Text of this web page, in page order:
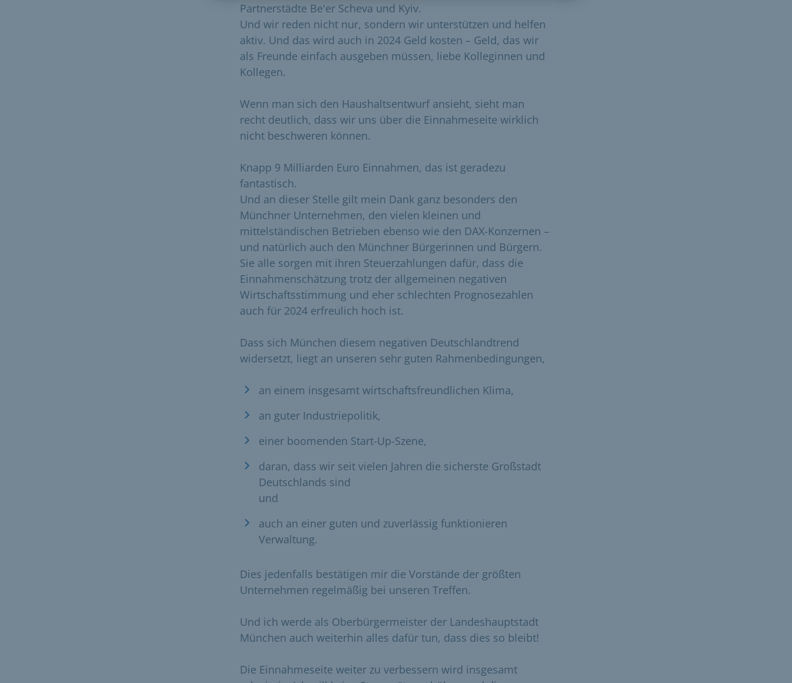
Partnerstädte Be'er Scheva und Kyiv.
Und wir reden nicht nur, sondern wir unterstützen und helfen
aktiv. Und das wird auch in 2024 Geld kosten – Geld, das wir
als Freunde einfach ausgeben müssen, liebe Kolleginnen und
Kollegen.
Wenn man sich den Haushaltsentwurf ansieht, sieht man
recht deutlich, dass wir uns über die Einnahmeseite wirklich
nicht beschweren können.
Knapp 9 Milliarden Euro Einnahmen, das ist geradezu
fantastisch.
Und an dieser Stelle gilt mein Dank ganz besonders den
Münchner Unternehmen, den vielen kleinen und
mittelständischen Betrieben ebenso wie den DAX-Konzernen –
und natürlich auch den Münchner Bürgerinnen und Bürgern.
Sie alle sorgen mit ihren Steuerzahlungen dafür, dass die
Einnahmenschätzung trotz der allgemeinen negativen
Wirtschaftsstimmung und eher schlechten Prognosezahlen
auch für 2024 erfreulich hoch ist.
Dass sich München diesem negativen Deutschlandtrend
widersetzt, liegt an unseren sehr guten Rahmenbedingungen,
an einem insgesamt wirtschaftsfreundlichen Klima,
an guter Industriepolitik,
einer boomenden Start-Up-Szene,
daran, dass wir seit vielen Jahren die sicherste Großstadt
Deutschlands sind
und
auch an einer guten und zuverlässig funktionieren
Verwaltung.
Dies jedenfalls bestätigen mir die Vorstände der größten
Unternehmen regelmäßig bei unseren Treffen.
Und ich werde als Oberbürgermeister der Landeshauptstadt
München auch weiterhin alles dafür tun, dass dies so bleibt!
Die Einnahmeseite weiter zu verbessern wird insgesamt